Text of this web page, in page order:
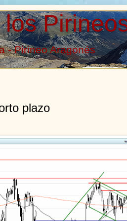
- Pirineo Aragonés
plazo